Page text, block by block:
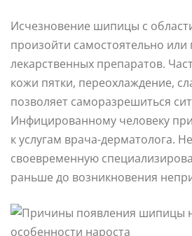
Исчезновение шипицы с
произойти самостоятельно
лекарственных препаратов.
кожи пятки, переохлаждение,
позволяет саморазрешиться
Инфицированному человеку
к услугам врача-дерматолога.
своевременную
раньше до возникновения